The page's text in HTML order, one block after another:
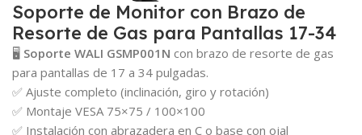
Soporte de Monitor con Brazo de
Resorte de Gas para Pantallas 17-34
🖥️ Soporte WALI GSMP001N con brazo de resorte de gas
para pantallas de 17 a 34 pulgadas.
✅ Ajuste completo (inclinación, giro y rotación)
✅ Montaje VESA 75×75 / 100×100
✅ Instalación con abrazadera en C o base con ojal